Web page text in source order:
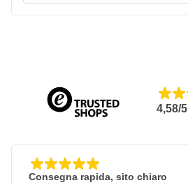
4,58/5
Consegna rapida, sito chiaro